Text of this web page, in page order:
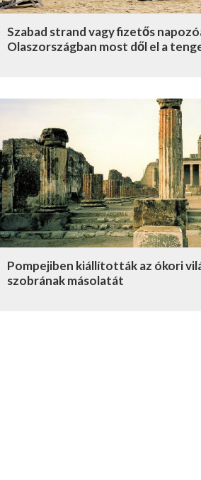
Szabad strand vagy fizetős
Olaszországban most dől el a
Pompejiben kiállították az ókori
szobrának másolatát